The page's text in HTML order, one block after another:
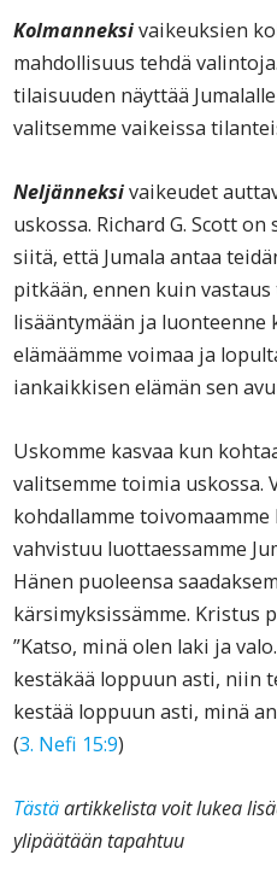
Kolmanneksivaikeuksien
mahdollisuus tehdä
tilaisuuden näyttää
valitsemme vaikeissa
Neljänneksivaikeudet
uskossa. Richard G. Scott
siitä, että Jumala antaa
pitkään, ennen kuin vastaus
lisääntymään ja luonteenne
elämäämme voimaa ja
iankaikkisen elämän sen
Uskomme kasvaa kun
valitsemme toimia uskossa.
kohdallamme
vahvistuu luottaessamme
Hänen puoleensa
kärsimyksissämme. Kristus
”Katso, minä olen laki ja
kestäkää loppuun asti, niin
kestää loppuun asti, minä
(3. Nefi 15:9)
Tästäartikkelista voit lukea
ylipäätään tapahtuu